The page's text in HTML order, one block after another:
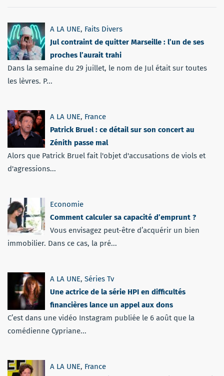
A LA UNE, Faits Divers
Jul contraint de quitter Marseille : l’un de ses
proches l’aurait trahi
Dans la semaine du 29 juillet, le nom de Jul était sur toutes
les lèvres. P...
A LA UNE, France
Patrick Bruel : ce détail sur son concert au
Zénith passe mal
Alors que Patrick Bruel fait l'objet d'accusations de viols et
d'agressions...
Economie
Comment calculer sa capacité d’emprunt ?
Vous envisagez peut-être d’acquérir un bien
immobilier. Dans ce cas, la pré...
A LA UNE, Séries Tv
Une actrice de la série HPI en difficultés
financières lance un appel aux dons
C’est dans une vidéo Instagram publiée le 6 août que la
comédienne Cypriane...
A LA UNE, France